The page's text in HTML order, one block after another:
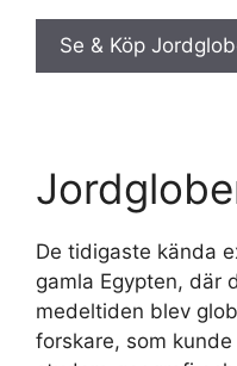
Se & Köp
De tidigaste kända
gamla Egypten, där
medeltiden blev
forskare, som